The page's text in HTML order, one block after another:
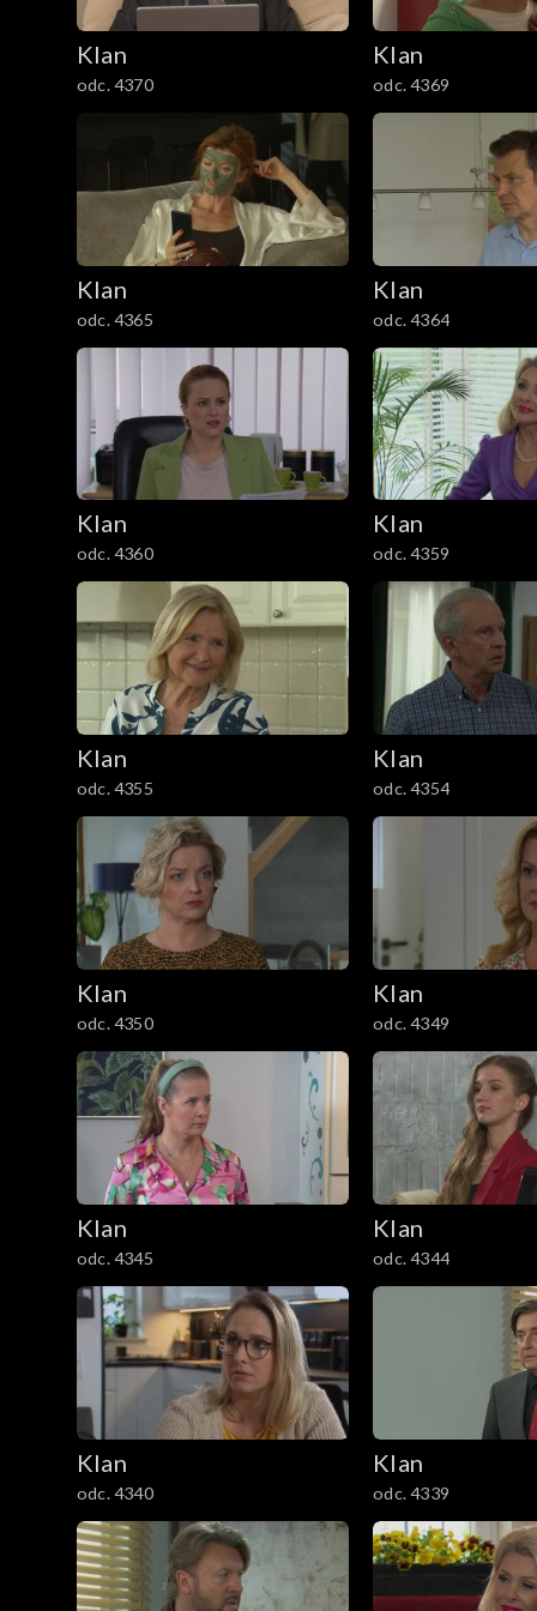
2101–2200
2001–2100
1901–2000
1801–1900
1701–1800
1601–1700
1501–1600
1401–1500
1301–1400
1101–1200
1001–1100
901–1000
801–900
601–700
501–600
401–500
301–400
201–300
101–200
1–100
Klan
odc. 4370
Klan
odc. 4369
Klan
odc. 4365
Klan
odc. 4364
Klan
odc. 4360
Klan
odc. 4359
Klan
odc. 4355
Klan
odc. 4354
Klan
odc. 4350
Klan
odc. 4349
Klan
odc. 4345
Klan
odc. 4344
Klan
odc. 4340
Klan
odc. 4339